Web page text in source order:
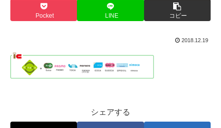
Pocket LINE コピー
2018.12.19
シェアする